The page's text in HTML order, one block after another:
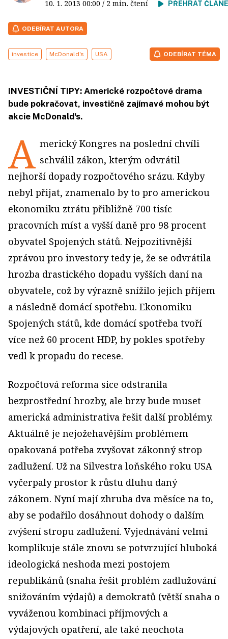
10. 1. 2013 00:00 / 2 min. čtení PŘEHRÁT
ODEBÍRAT AUTORA
investice McDonald's USA ODEBÍRAT TÉMA
INVESTIČNÍ TIPY: Americké rozpočtové drama
bude pokračovat, investičně zajímavé mohou být
akcie McDonald's.
A merický Kongres na poslední chvíli
schválil zákon, kterým odvrátil
nejhorší dopady rozpočtového srázu. Kdyby
nebyl přijat, znamenalo by to pro americkou
ekonomiku ztrátu přibližně 700 tisíc
pracovních míst a vyšší daně pro 98 procent
obyvatel Spojených států. Nejpozitivnější
zprávou pro investory tedy je, že se odvrátila
hrozba drastického dopadu vyšších daní na
obyvatele, což by výrazně snížilo jejich příjem
a následně domácí spotřebu. Ekonomiku
Spojených států, kde domácí spotřeba tvoří
více než 60 procent HDP, by pokles spotřeby
vedl k propadu do recese.
Rozpočtová reforma sice odstranila
bezprostřední hrozby, ale brzy bude muset
americká administrativa řešit další problémy.
Aktuálně je nejožehavějším problémem
opakovaná potřeba zvyšovat zákonný strop
zadlužení. Už na Silvestra loňského roku USA
vyčerpaly prostor k růstu dluhu daný
zákonem. Nyní mají zhruba dva měsíce na to,
aby se podařilo dosáhnout dohody o dalším
zvýšení stropu zadlužení. Vyjednávání velmi
komplikuje stále znovu se potvrzující hluboká
ideologická neshoda mezi postojem
republikánů (snaha řešit problém zadlužování
snižováním výdajů) a demokratů (větší snaha o
vyváženou kombinaci příjmových a
výdajových opatření, ale také neochota